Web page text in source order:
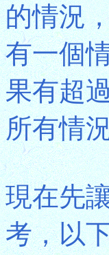
的情況
有一個
果有超
所有情
現在先
考，以